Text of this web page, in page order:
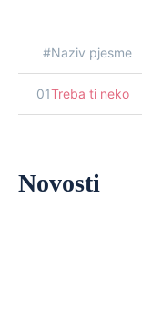
#Naziv pjesme
01Treba ti neko
Novosti